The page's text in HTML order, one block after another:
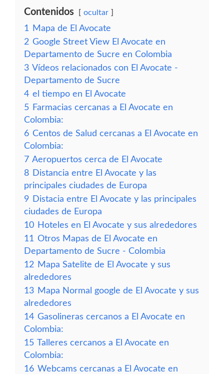
Contenidos ocultar
1
Mapa de El Avocate
2 Google Street View El Avocate en
Departamento de Sucre en Colombia
3 Vídeos relacionados con El Avocate -
Departamento de Sucre
4 el tiempo en El Avocate
5 Farmacias cercanas a El Avocate en
Colombia:
6 Centos de Salud cercanas a El Avocate en
Colombia:
7 Aeropuertos cerca de El Avocate
8 Distancia entre El Avocate y las
principales ciudades de Europa
9 Distacia entre El Avocate y las principales
ciudades de Europa
10 Hoteles en El Avocate y sus alrededores
11 Otros Mapas de El Avocate en
Departamento de Sucre - Colombia
12 Mapa Satelite de El Avocate y sus
alrededores
13 Mapa Normal google de El Avocate y sus
alrededores
14 Gasolineras cercanos a El Avocate en
Colombia:
15 Talleres cercanos a El Avocate en
Colombia:
16 Webcams cercanas a El Avocate en